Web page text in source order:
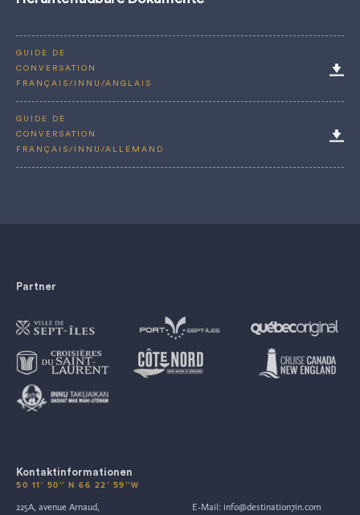
GUIDE DE
CONVERSATION
FRANÇAIS/INNU/ANGLAIS
GUIDE DE
CONVERSATION
FRANÇAIS/INNU/ALLEMAND
Partner
Kontaktinformationen
50 11’ 50’’ N 66 22’ 59’’W
225A, avenue Arnaud,
E-Mail: info@destination7in.com